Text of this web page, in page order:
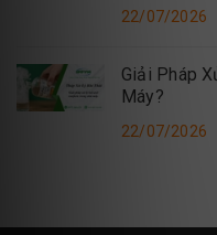
22/07/2026
Giải Pháp
Máy?
22/07/2026